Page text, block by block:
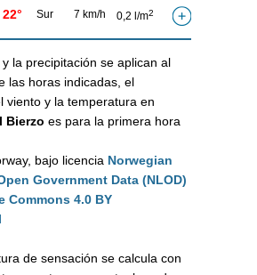
22° Sur 7 km/h 0,2 l/m2
la precipitación se aplican al
las horas indicadas, el
viento y la temperatura en
Bierzo es para la primera hora
bajo licencia Norwegian
Government Data (NLOD)
Commons 4.0 BY
de sensación se calcula con